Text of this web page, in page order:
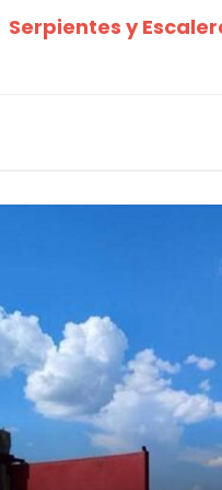
Serpientes y